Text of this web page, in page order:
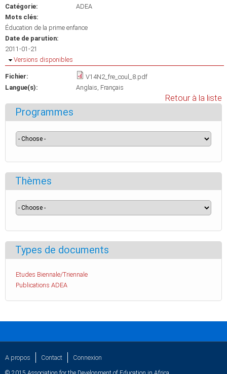
Catégorie:
ADEA
Mots clés:
Éducation de la prime enfance
Date de parution:
2011-01-21
Masquer
Versions disponibles
Fichier:
V14N2_fre_coul_8.pdf
Langue(s):
Anglais Français
Retour à la liste
Programmes
Thèmes
Types de documents
Etudes Biennale/Triennale
Publications ADEA
A propos Contact Connexion